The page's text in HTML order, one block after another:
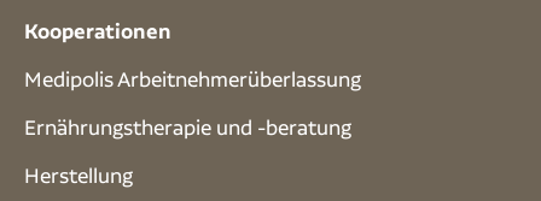
Kooperationen
Medipolis Arbeitnehmerüberlassung
Ernährungstherapie und -beratung
Herstellung